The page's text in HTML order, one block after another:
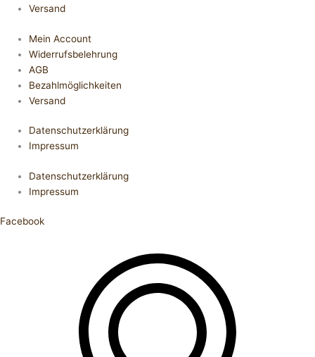
Versand
Mein Account
Widerrufsbelehrung
AGB
Bezahlmöglichkeiten
Versand
Datenschutzerklärung
Impressum
Datenschutzerklärung
Impressum
Facebook